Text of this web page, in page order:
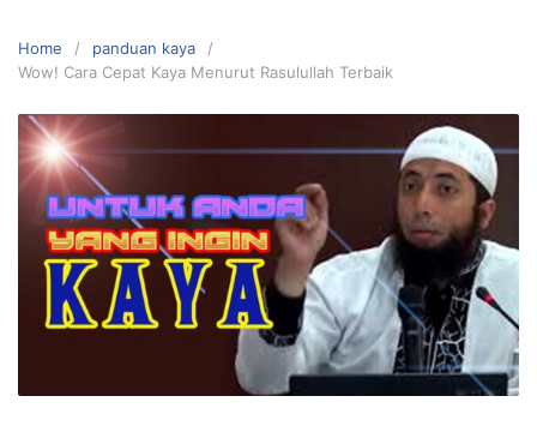
Home
panduan kaya
Wow! Cara Cepat Kaya Menurut Rasulullah Terbaik